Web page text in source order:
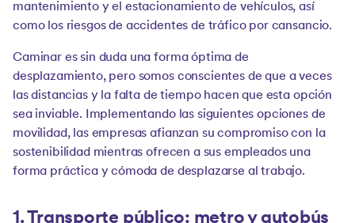
mantenimiento y el estacionamiento de vehículos, así
como los riesgos de accidentes de tráfico por cansancio.
Caminar es sin duda una forma óptima de
desplazamiento, pero somos conscientes de que a veces
las distancias y la falta de tiempo hacen que esta opción
sea inviable. Implementando las siguientes opciones de
movilidad, las empresas afianzan su compromiso con la
sostenibilidad mientras ofrecen a sus empleados una
forma práctica y cómoda de desplazarse al trabajo.
1. Transporte público: metro y autobús